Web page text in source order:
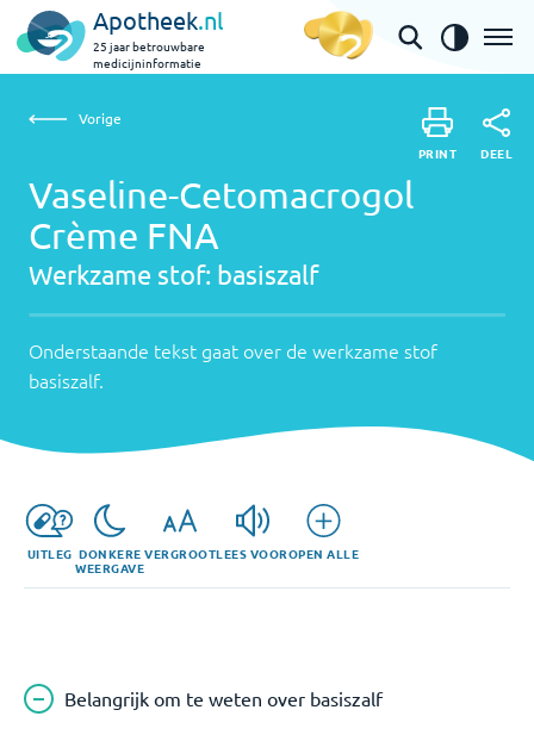
Apotheek.nl
25 jaar betrouwbare
medicijninformatie
Vaseline-Cetomacrogol Crème FNA | basiszalf
stof:
Vorige
Vaseline-Cetomacrogol
Crème FNA
Werkzame stof: basiszalf
Onderstaande tekst gaat over de werkzame stof
basiszalf.
PRINT DEEL
UITLEG DONKERE
WEERGAVE
VERGROOTLEES VOOROPEN ALLE
Belangrijk om te weten over basiszalf